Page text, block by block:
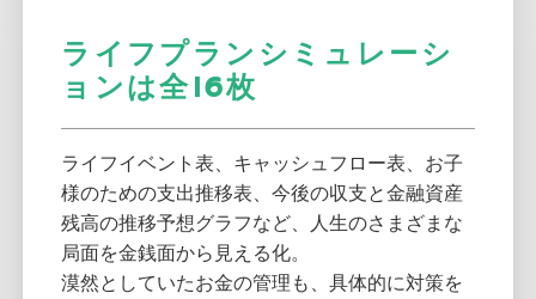
ライフプランシミュレーシ
ョンは全16枚
ライフイベント表、キャッシュフロー表、お子
様のための支出推移表、今後の収支と金融資産
残高の推移予想グラフなど、人生のさまざまな
局面を金銭面から見える化。
漠然としていたお金の管理も、具体的に対策を